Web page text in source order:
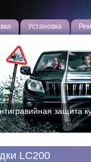
Установка
защита
эффективная
LC200